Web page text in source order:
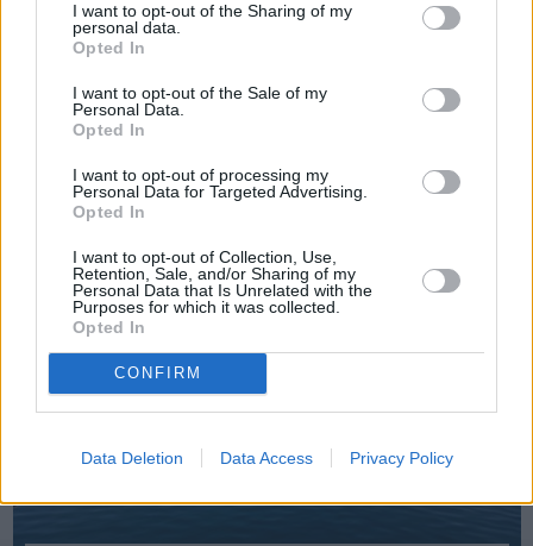
I want to opt-out of the Sharing of my
personal data.
Opted In
I want to opt-out of the Sale of my
Personal Data.
Opted In
I want to opt-out of processing my
Personal Data for Targeted Advertising.
Opted In
I want to opt-out of Collection, Use,
Retention, Sale, and/or Sharing of my
Personal Data that Is Unrelated with the
Purposes for which it was collected.
Opted In
CONFIRM
Data Deletion Data Access Privacy Policy
Ερώτηση Στ. Μιχαηλίδη για την επισκευή και αναβάθμιση των
κτιριακών εγκαταστάσεων του Τελωνείου της ...